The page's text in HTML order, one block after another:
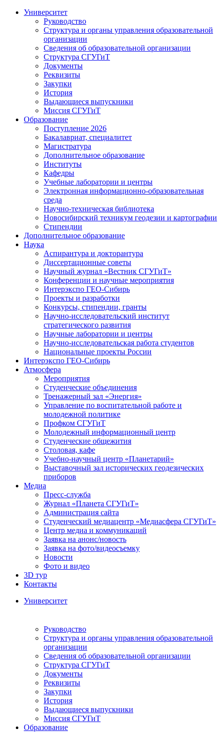
Университет
Руководство
Структура и органы управления образовательной
организации
Сведения об образовательной организации
Структура СГУГиТ
Документы
Реквизиты
Закупки
История
Выдающиеся выпускники
Миссия СГУГиТ
Образование
Поступление 2026
Бакалавриат, специалитет
Магистратура
Дополнительное образование
Институты
Кафедры
Учебные лаборатории и центры
Электронная информационно-образовательная
среда
Научно-техническая библиотека
Новосибирский техникум геодезии и картографии
Стипендии
Дополнительное образование
Наука
Аспирантура и докторантура
Диссертационные советы
Научный журнал «Вестник СГУГиТ»
Конференции и научные мероприятия
Интерэкспо ГЕО-Сибирь
Проекты и разработки
Конкурсы, стипендии, гранты
Научно-исследовательский институт
стратегического развития
Научные лаборатории и центры
Научно-исследовательская работа студентов
Национальные проекты России
Интерэкспо ГЕО-Сибирь
Атмосфера
Мероприятия
Студенческие объединения
Тренажерный зал «Энергия»
Управление по воспитательной работе и
молодежной политике
Профком СГУГиТ
Молодежный информационный центр
Студенческие общежития
Столовая, кафе
Учебно-научный центр «Планетарий»
Выставочный зал исторических геодезических
приборов
Медиа
Пресс-служба
Журнал «Планета СГУГиТ»
Администрация сайта
Студенческий медиацентр «Медиасфера СГУГиТ»
Центр медиа и коммуникаций
Заявка на анонс/новость
Заявка на фото/видеосъемку
Новости
Фото и видео
3D тур
Контакты
Университет
Руководство
Структура и органы управления образовательной
организации
Сведения об образовательной организации
Структура СГУГиТ
Документы
Реквизиты
Закупки
История
Выдающиеся выпускники
Миссия СГУГиТ
Образование